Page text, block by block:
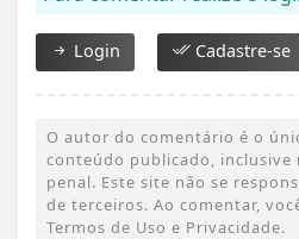
Login Cadastre-se
O autor do comentário é o
conteúdo publicado, inclusive
penal. Este site não se
de terceiros. Ao comentar,
Termos de Uso e Privacidade.